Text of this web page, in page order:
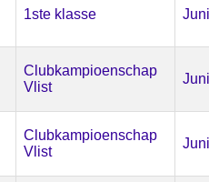
1ste klasse
Clubkampioenschap
Vlist
Clubkampioenschap
Vlist